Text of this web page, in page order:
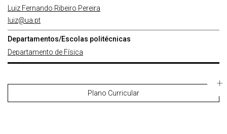
Luiz Fernando Ribeiro Pereira
luiz@ua.pt
Departamentos/Escolas politécnicas
Departamento de Física
Plano Curricular